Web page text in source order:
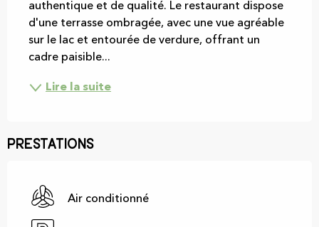
authentique et de qualité. Le restaurant dispose
d'une terrasse ombragée, avec une vue agréable
sur le lac et entourée de verdure, offrant un
cadre paisible...
Lire la suite
Prestations
Air conditionné